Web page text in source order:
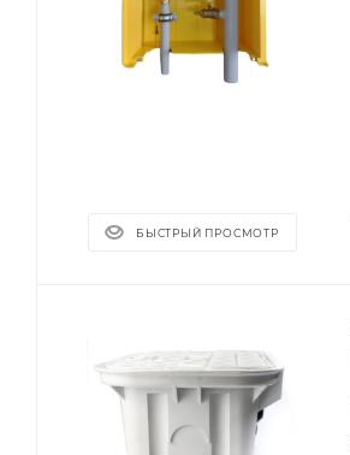
БЫСТРЫЙ ПРОСМОТР